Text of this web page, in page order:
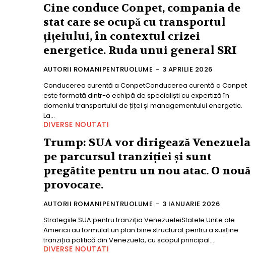
Cine conduce Conpet, compania de
stat care se ocupă cu transportul
țițeiului, în contextul crizei
energetice. Ruda unui general SRI
AUTORII ROMANIPENTRUOLUME - 3 APRILIE 2026
Conducerea curentă a ConpetConducerea curentă a Conpet
este formată dintr-o echipă de specialiști cu expertiză în
domeniul transportului de țiței și managementului energetic.
La...
DIVERSE NOUTATI
Trump: SUA vor dirigează Venezuela
pe parcursul tranziției și sunt
pregătite pentru un nou atac. O nouă
provocare.
AUTORII ROMANIPENTRUOLUME - 3 IANUARIE 2026
Strategiile SUA pentru tranziția VenezueleiStatele Unite ale
Americii au formulat un plan bine structurat pentru a susține
tranziția politică din Venezuela, cu scopul principal...
DIVERSE NOUTATI